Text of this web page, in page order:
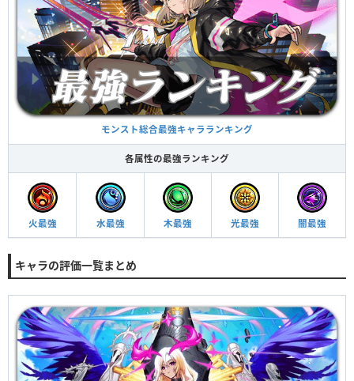
モンスト総合最強キャラランキング
各属性の最強ランキング
火最強 水最強 木最強 光最強 闇最強
キャラの評価一覧まとめ